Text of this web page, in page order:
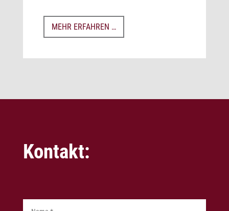
MEHR ERFAHREN …
Kontakt: